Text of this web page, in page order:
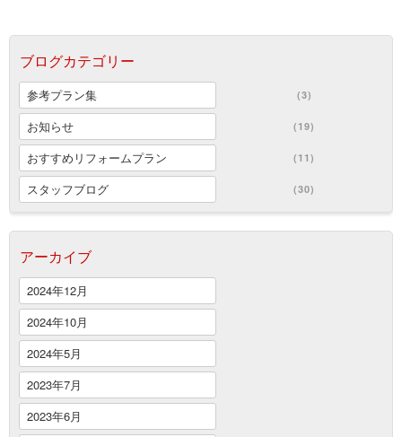
ブログカテゴリー
参考プラン集 (3)
お知らせ (19)
おすすめリフォームプラン (11)
スタッフブログ (30)
アーカイブ
2024年12月
2024年10月
2024年5月
2023年7月
2023年6月